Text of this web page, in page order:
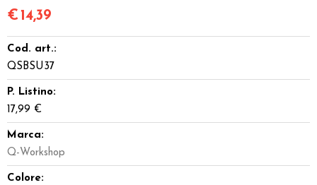
€ 14,39
Cod. art.:
QSBSU37
P. Listino:
17,99 €
Marca:
Q-Workshop
Colore: